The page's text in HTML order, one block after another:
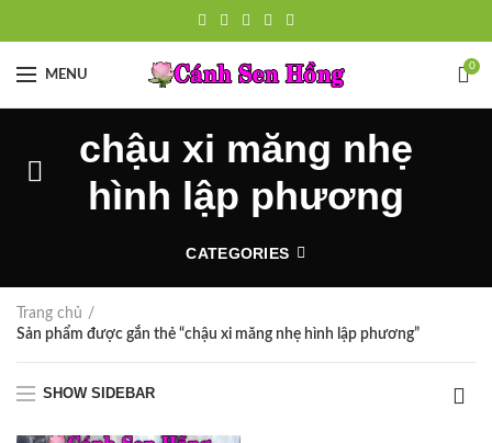
MENU
0
chậu xi măng nhẹ
hình lập phương
CATEGORIES
Trang chủ
Sản phẩm được gắn thẻ “chậu xi măng nhẹ hình lập phương”
SHOW SIDEBAR